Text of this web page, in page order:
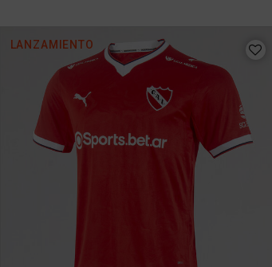
LANZAMIENTO